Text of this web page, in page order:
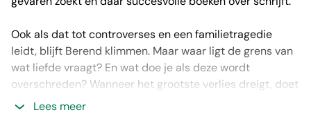
Ook als dat tot controverses en een familietragedie
leidt, blijft Berend klimmen. Maar waar ligt de grens van
wat liefde vraagt? En wat doe je als deze wordt
overschreden? Wanneer het grootste verlies dreigt, doet
Edie haar verhaal.
Lees meer